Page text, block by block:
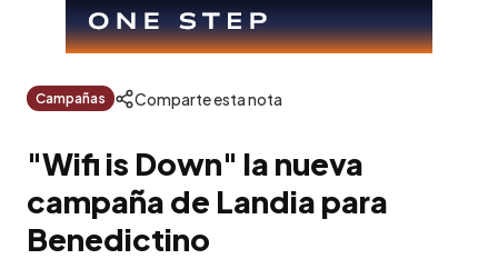
Campañas Comparte esta nota
"Wifi is Down" la nueva
campaña de Landia para
Benedictino